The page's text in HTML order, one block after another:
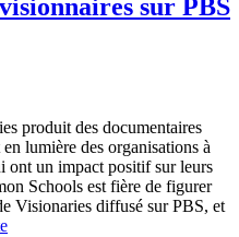
sur PBS
produit des documentaires
lumière des organisations à
ont un impact positif sur leurs
Schools est fière de figurer
Visionaries diffusé sur PBS, et